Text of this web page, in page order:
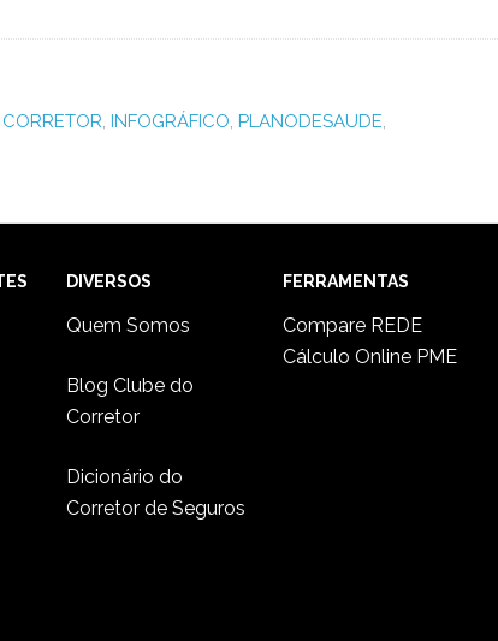
CORRETOR, INFOGRÁFICO, PLANODESAUDE,
DIVERSOS
Quem Somos
Blog Clube do
Corretor
Dicionário do
Corretor de Seguros
FERRAMENTAS
Compare REDE
Cálculo Online PME